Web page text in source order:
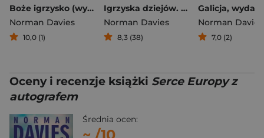
Boże igrzysko (wyd. 2026 - nowa okładka)
Norman Davies
10,0 (1)
Igrzyska dziejów. Zapasy historyka z historią
Norman Davies
8,3 (38)
Norman Davies
7,0 (2)
Oceny i recenzje książki Serce Europy z
autografem
Średnia ocen: